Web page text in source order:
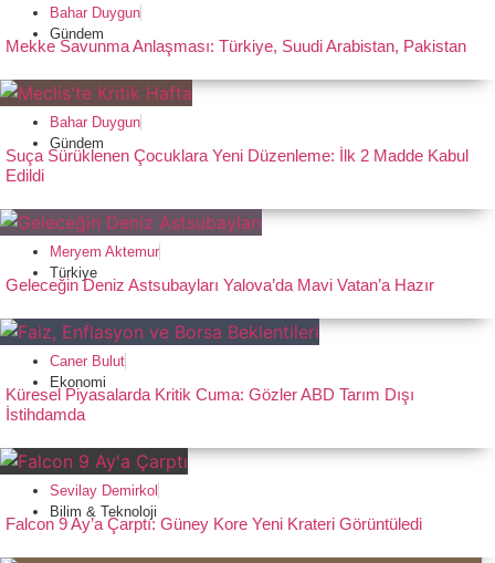
Bahar Duygun
Gündem
Mekke Savunma Anlaşması: Türkiye, Suudi Arabistan, Pakistan
Bahar Duygun
Gündem
Suça Sürüklenen Çocuklara Yeni Düzenleme: İlk 2 Madde Kabul
Edildi
Meryem Aktemur
Türkiye
Geleceğin Deniz Astsubayları Yalova’da Mavi Vatan’a Hazır
Caner Bulut
Ekonomi
Küresel Piyasalarda Kritik Cuma: Gözler ABD Tarım Dışı
İstihdamda
Sevilay Demirkol
Bilim & Teknoloji
Falcon 9 Ay’a Çarptı: Güney Kore Yeni Krateri Görüntüledi